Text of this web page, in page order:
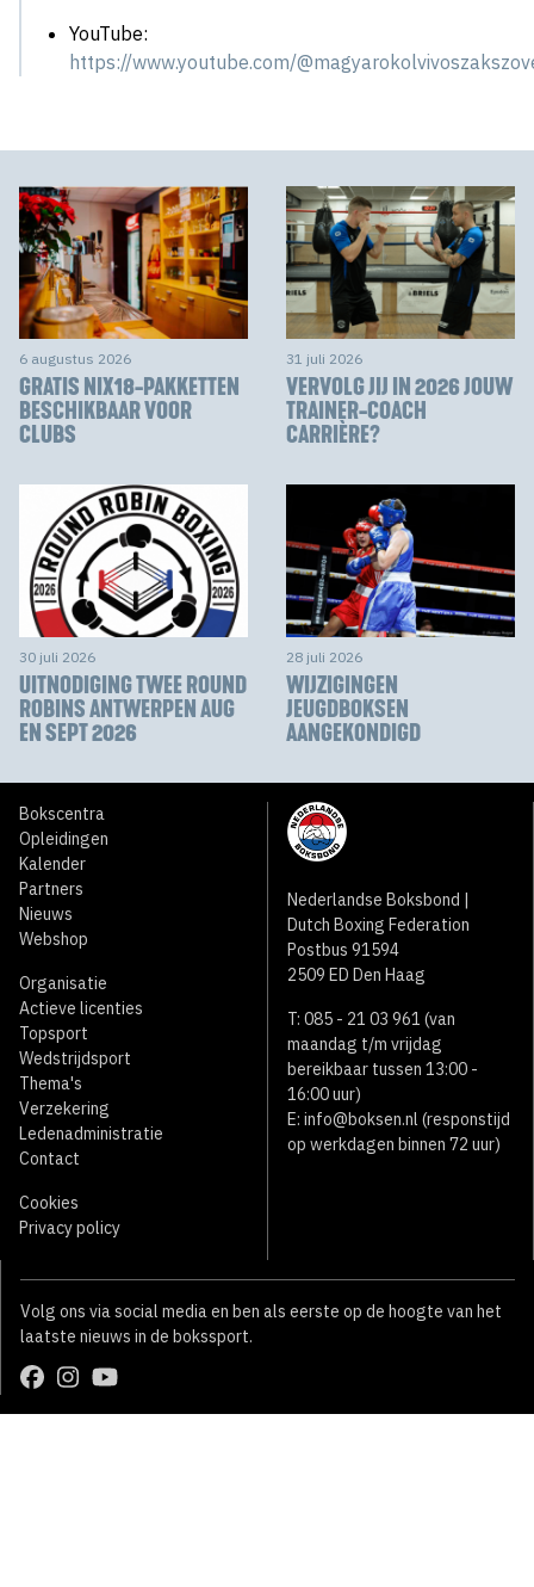
YouTube:
https://www.youtube.com/
6 augustus 2026
GRATIS NIX18-PAKKETTEN
BESCHIKBAAR VOOR
CLUBS
31 juli 2026
VERVOLG JIJ IN 2026 JOUW
TRAINER-COACH
CARRIÈRE?
30 juli 2026
UITNODIGING TWEE ROUND
ROBINS ANTWERPEN AUG
EN SEPT 2026
28 juli 2026
WIJZIGINGEN
JEUGDBOKSEN
AANGEKONDIGD
Bokscentra
Opleidingen
Kalender
Partners
Nieuws
Webshop
Organisatie
Actieve licenties
Topsport
Wedstrijdsport
Thema's
Verzekering
Ledenadministratie
Contact
Cookies
Privacy policy
Nederlandse Boksbond |
Dutch Boxing Federation
Postbus 91594
2509 ED Den Haag
T: 085 - 21 03 961 (van
maandag t/m vrijdag
bereikbaar tussen 13:00 -
16:00 uur)
E: info@boksen.nl (responstijd
op werkdagen binnen 72 uur)
Volg ons via social media en ben als eerste op de hoogte van het
laatste nieuws in de bokssport.